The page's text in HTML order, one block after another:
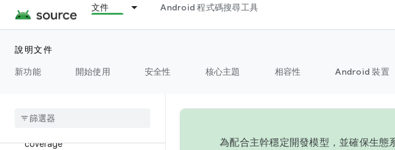
文件 Android 程式碼搜尋工具
說明文件
新功能
開始使用 安全性 核心主題 相容性 Android 裝置
com.android.tradefed.targetpre
p.suite
com.android.tradefed.targetpre
binary
coverage
為配合主幹穩定開發模型，並確保生